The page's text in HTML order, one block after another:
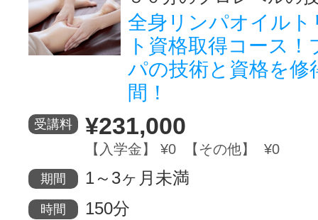
全身リンパオイルト
ト資格取得コース
パの技術と資格を
間！
受講料 ¥231,000
【入学金】 ¥0 【その他】 ¥0
期間 1～3ヶ月未満
時間 150分